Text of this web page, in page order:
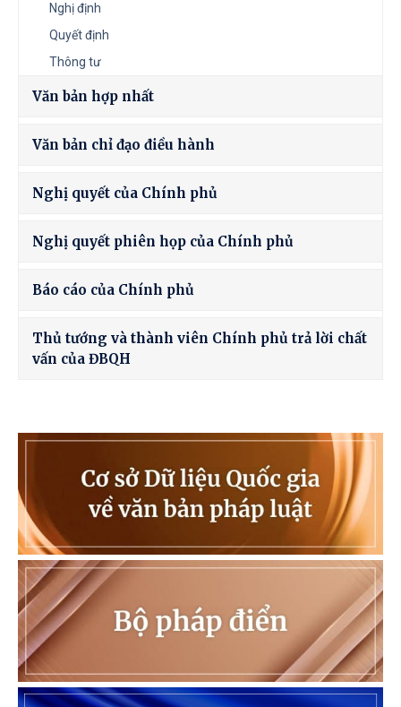
Nghị định
Quyết định
Thông tư
Văn bản hợp nhất
Văn bản chỉ đạo điều hành
Nghị quyết của Chính phủ
Nghị quyết phiên họp của Chính phủ
Báo cáo của Chính phủ
Thủ tướng và thành viên Chính phủ trả lời chất
vấn của ĐBQH